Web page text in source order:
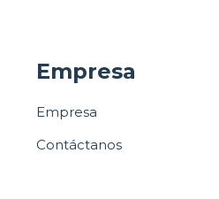
Empresa
Empresa
Contáctanos